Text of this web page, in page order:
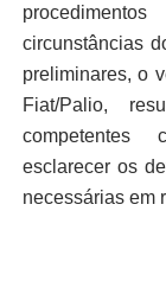
circunstâncias
preliminares, o
Fiat/Palio,
competentes
esclarecer os
necessárias em